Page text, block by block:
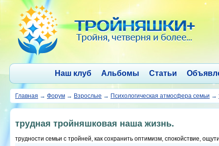
Наш клуб Альбомы Статьи
Главная → Форум → Взрослые → Психологическая атмосфера семьи →
трудная тройняшковая наша жизнь.
трудности семьи с тройней, как сохранить оптимизм, спокойствие,